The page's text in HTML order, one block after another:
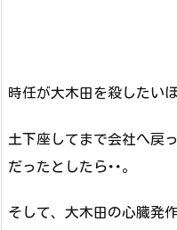
時任が大木田を殺したい
土下座してまで会社へ戻
だったとしたら･･。
そして、大木田の心臓発